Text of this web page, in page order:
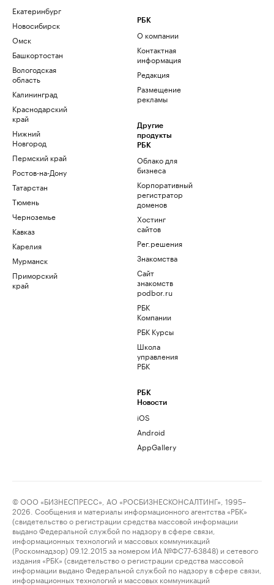
Екатеринбург
Новосибирск
Омск
Башкортостан
Вологодская
область
Калининград
Краснодарский
край
Нижний
Новгород
Пермский край
Ростов-на-Дону
Татарстан
Тюмень
Черноземье
Кавказ
Карелия
Мурманск
Приморский
край
РБК
О компании
Контактная
информация
Редакция
Размещение
рекламы
Другие
продукты
РБК
Облако для
бизнеса
Корпоративный
регистратор
доменов
Хостинг
сайтов
Рег.решения
Знакомства
Сайт
знакомств
podbor.ru
РБК
Компании
РБК Курсы
Школа
управления
РБК
РБК
Новости
iOS
Android
AppGallery
© ООО «БИЗНЕСПРЕСС», АО «РОСБИЗНЕСКОНСАЛТИНГ», 1995–
2026. Сообщения и материалы информационного агентства «РБК»
(свидетельство о регистрации средства массовой информации
выдано Федеральной службой по надзору в сфере связи,
информационных технологий и массовых коммуникаций
(Роскомнадзор) 09.12.2015 за номером ИА №ФС77-63848) и сетевого
издания «РБК» (свидетельство о регистрации средства массовой
информации выдано Федеральной службой по надзору в сфере связи,
информационных технологий и массовых коммуникаций